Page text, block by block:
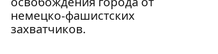
немецко-фашистских
захватчиков.